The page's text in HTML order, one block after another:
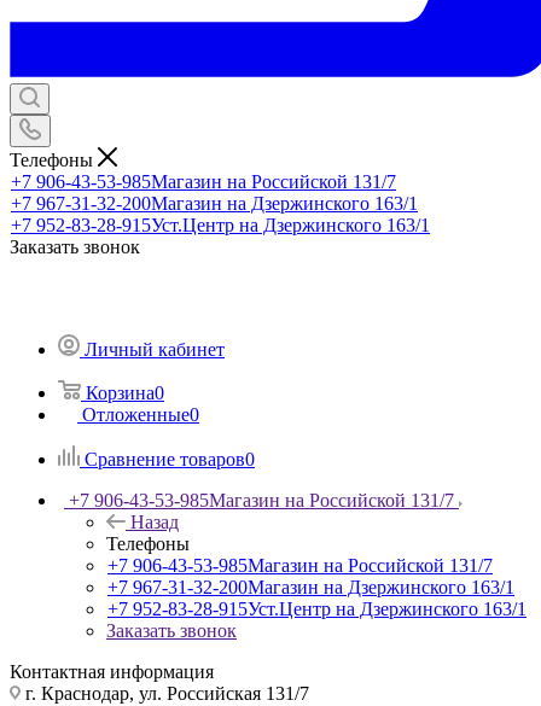
Телефоны
+7 906-43-53-985Магазин на Российской 131/7
+7 967-31-32-200Магазин на Дзержинского 163/1
+7 952-83-28-915Уст.Центр на Дзержинского 163/1
Заказать звонок
Личный кабинет
Корзина0
Отложенные0
Сравнение товаров0
+7 906-43-53-985Магазин на Российской 131/7
Назад
Телефоны
+7 906-43-53-985Магазин на Российской 131/7
+7 967-31-32-200Магазин на Дзержинского 163/1
+7 952-83-28-915Уст.Центр на Дзержинского 163/1
Заказать звонок
Контактная информация
г. Краснодар, ул. Российская 131/7